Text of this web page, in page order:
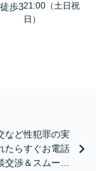
歩321:00（土日祝
日）
など性犯罪の実
たらすぐお電話
交渉＆スムーズ